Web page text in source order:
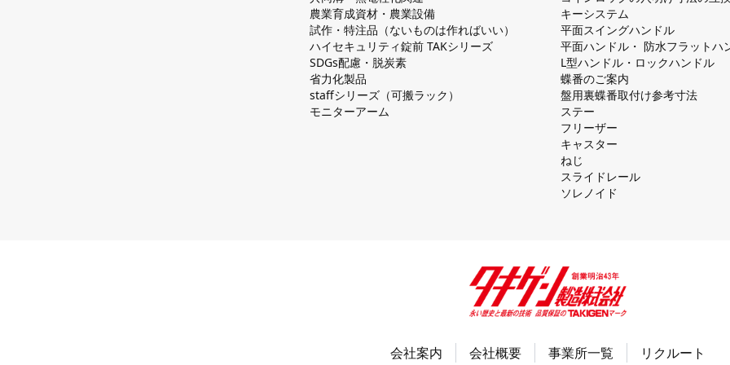
農業育成資材・農業設備
試作・特注品（ないものは作ればいい）
ハイセキュリティ錠前 TAKシリーズ
SDGs配慮・脱炭素
省力化製品
staffシリーズ（可搬ラック）
モニターアーム
キーシステム
平⾯スイングハンドル
平⾯ハンドル・ 防⽔フラットハ
L型ハンドル・ロックハンドル
蝶番のご案内
盤⽤裏蝶番取付け参考⼨法
ステー
フリーザー
キャスター
ねじ
スライドレール
ソレノイド
会社案内 会社概要 事業所一覧 リクルート